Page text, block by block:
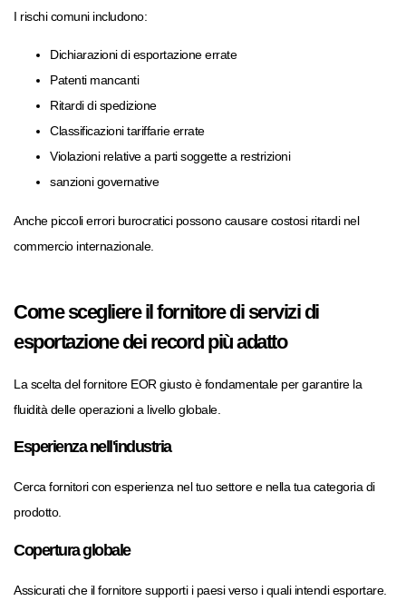
I rischi comuni includono:
Dichiarazioni di esportazione errate
Patenti mancanti
Ritardi di spedizione
Classificazioni tariffarie errate
Violazioni relative a parti soggette a restrizioni
sanzioni governative
Anche piccoli errori burocratici possono causare costosi ritardi nel
commercio internazionale.
Come scegliere il fornitore di servizi di
esportazione dei record più adatto
La scelta del fornitore EOR giusto è fondamentale per garantire la
fluidità delle operazioni a livello globale.
Esperienza nell'industria
Cerca fornitori con esperienza nel tuo settore e nella tua categoria di
prodotto.
Copertura globale
Assicurati che il fornitore supporti i paesi verso i quali intendi esportare.